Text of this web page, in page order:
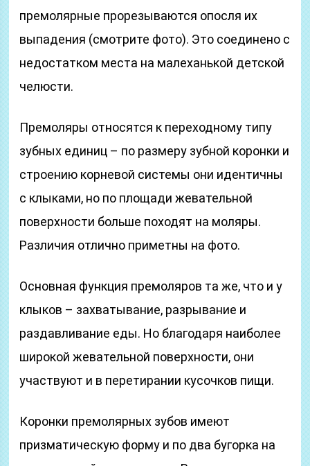
премолярные прорезываются опосля их
выпадения (смотрите фото). Это соединено с
недостатком места на малеханькой детской
челюсти.
Премоляры относятся к переходному типу
зубных единиц – по размеру зубной коронки и
строению корневой системы они идентичны
с клыками, но по площади жевательной
поверхности больше походят на моляры.
Различия отлично приметны на фото.
Основная функция премоляров та же, что и у
клыков – захватывание, разрывание и
раздавливание еды. Но благодаря наиболее
широкой жевательной поверхности, они
участвуют и в перетирании кусочков пищи.
Коронки премолярных зубов имеют
призматическую форму и по два бугорка на